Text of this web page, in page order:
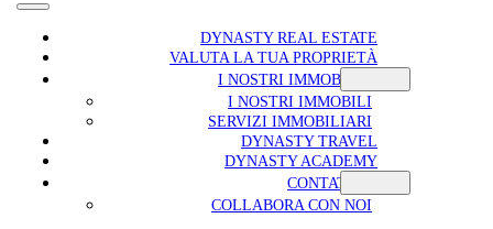
DYNASTY REAL ESTATE
VALUTA LA TUA PROPRIETÀ
I NOSTRI IMMOBILI
I NOSTRI IMMOBILI
SERVIZI IMMOBILIARI
DYNASTY TRAVEL
DYNASTY ACADEMY
CONTATTI
COLLABORA CON NOI